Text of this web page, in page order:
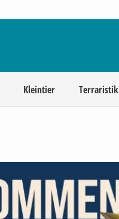
Kleintier Terraristik